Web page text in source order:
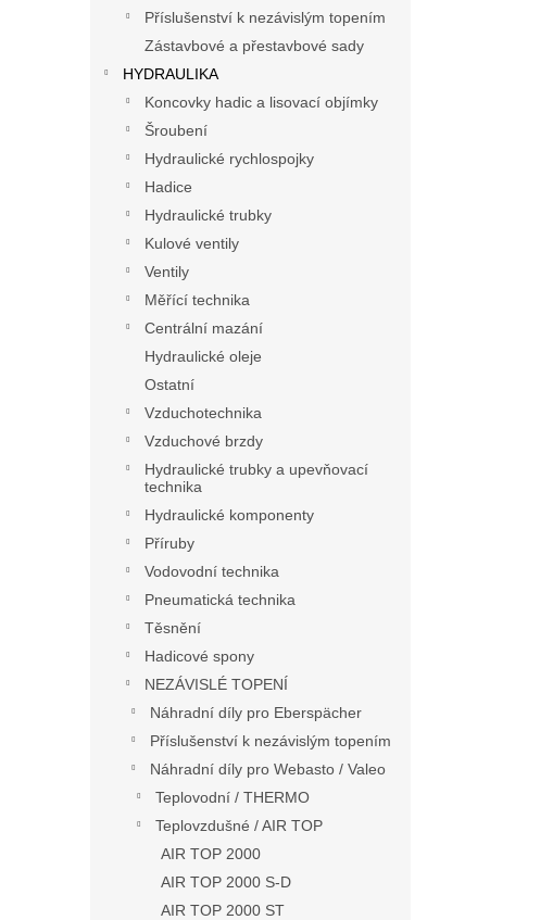
Příslušenství k nezávislým topením
Zástavbové a přestavbové sady
HYDRAULIKA
Koncovky hadic a lisovací objímky
Šroubení
Hydraulické rychlospojky
Hadice
Hydraulické trubky
Kulové ventily
Ventily
Měřící technika
Centrální mazání
Hydraulické oleje
Ostatní
Vzduchotechnika
Vzduchové brzdy
Hydraulické trubky a upevňovací
technika
Hydraulické komponenty
Příruby
Vodovodní technika
Pneumatická technika
Těsnění
Hadicové spony
NEZÁVISLÉ TOPENÍ
Náhradní díly pro Eberspächer
Příslušenství k nezávislým topením
Náhradní díly pro Webasto / Valeo
Teplovodní / THERMO
Teplovzdušné / AIR TOP
AIR TOP 2000
AIR TOP 2000 S-D
AIR TOP 2000 ST